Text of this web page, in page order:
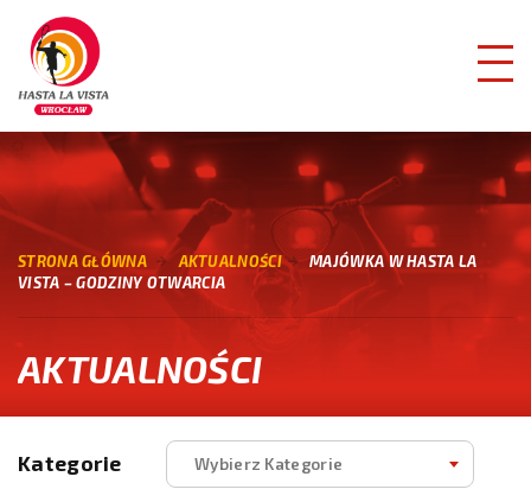
STRONA GŁÓWNA AKTUALNOŚCI
MAJÓWKA W HASTA LA
VISTA – GODZINY OTWARCIA
AKTUALNOŚCI
Kategorie Wybierz Kategorie